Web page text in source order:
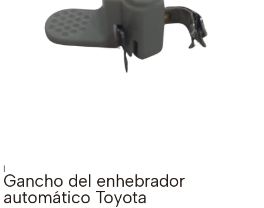
|
Gancho del enhebrador
automático Toyota